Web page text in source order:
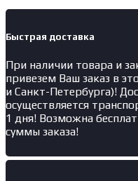
Быстрая доставка
При наличии товара и
привезем Ваш заказ в
и Санкт-Петербурга)!
осуществляется
1 дня! Возможна
суммы заказа!